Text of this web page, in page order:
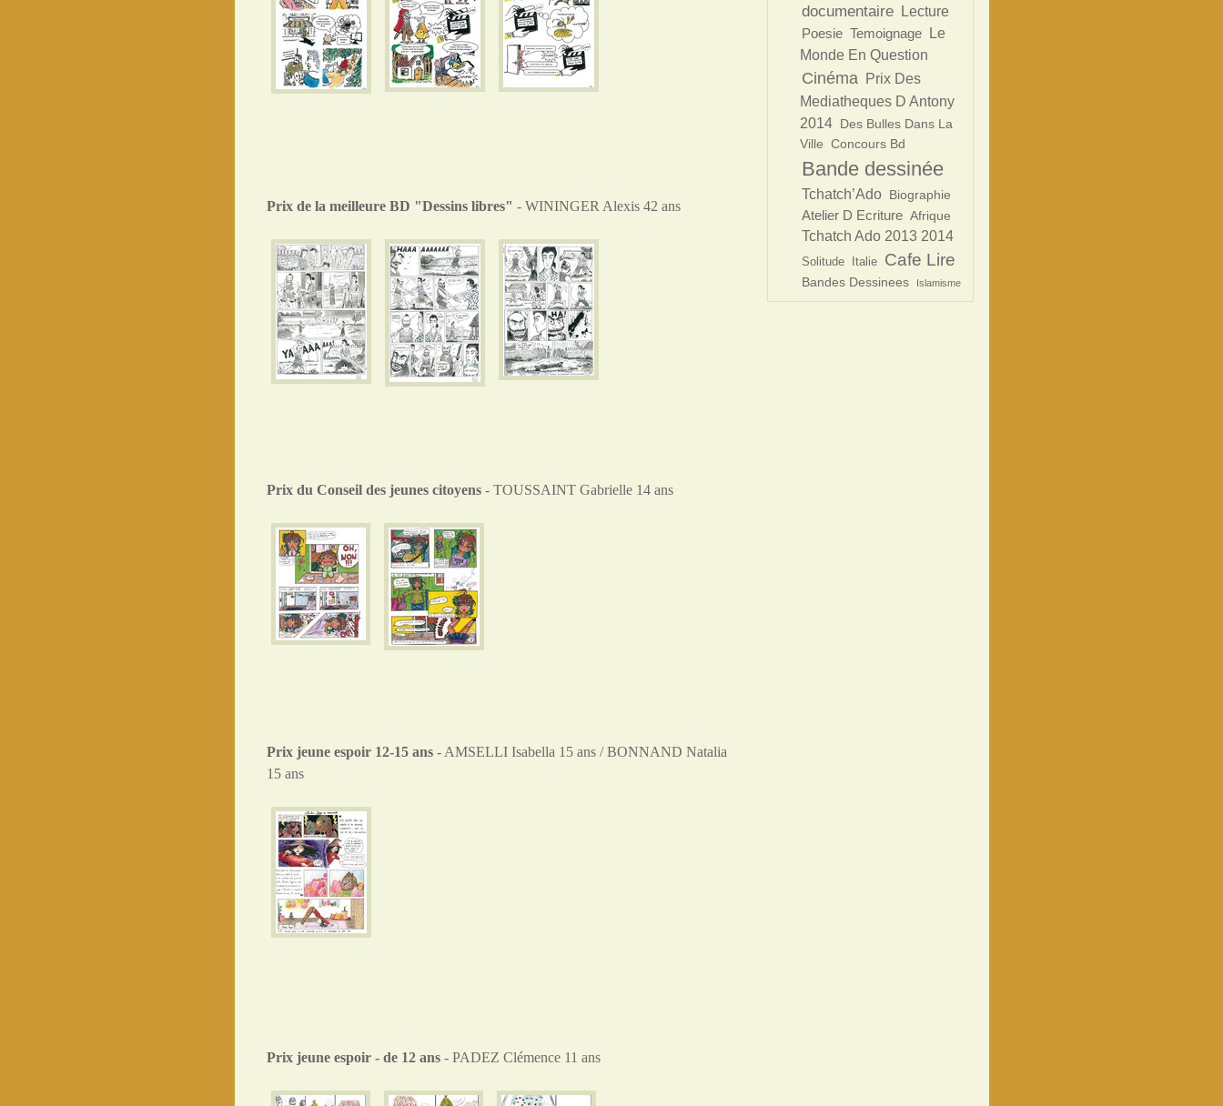
Prix de la meilleure BD "Dessins libres" - WININGER Alexis 42 ans
Prix du Conseil des jeunes citoyens - TOUSSAINT Gabrielle 14 ans
Prix jeune espoir 12-15 ans- AMSELLI Isabella 15 ans / BONNAND Natalia
15 ans
Prix jeune espoir - de 12 ans- PADEZ Clémence 11 ans
documentaire
Lecture
Poesie Temoignage
Le
Monde En Question
Cinéma
Prix Des
Mediatheques D Antony
2014 Des Bulles Dans La
Ville Concours Bd
Bande dessinée
Tchatch’Ado Biographie
Atelier D Ecriture Afrique
Tchatch Ado 2013 2014
Solitude Italie Cafe Lire
Bandes Dessinees Islamisme